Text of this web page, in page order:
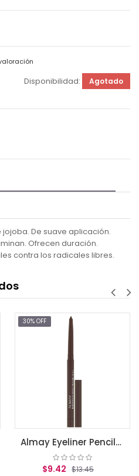
Disponibilidad: Agotado
De suave aplicación.
Ofrecen duración.
contra los radicales libres.
30% OFF
Almay Eyeliner Pencil-BROWN (207)
$9.42 $13.45